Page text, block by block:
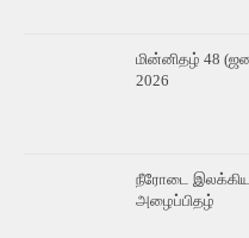
மின்னிதழ் 48
2026
நீரோடை இலக்கிய
அழைப்பிதழ்